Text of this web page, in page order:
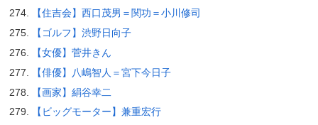
【住吉会】西口茂男＝関功＝小川修司
【ゴルフ】渋野日向子
【女優】菅井きん
【俳優】八嶋智人＝宮下今日子
【画家】絹谷幸二
【ビッグモーター】兼重宏行